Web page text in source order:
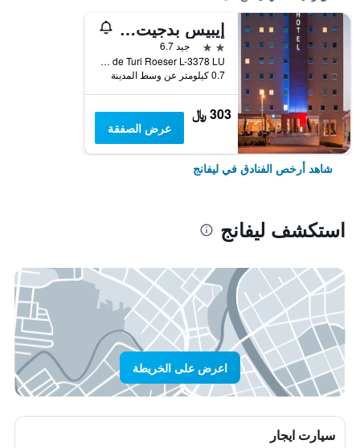
إيبيس بدجيت لوكسمبورغ سود
2 نجمتين
جيد 6.7
Rue de Turi Roeser L-3378 LU, ليفانج, مقاطعة لوكسمبورغ, لوكسمبورج
0.7 كيلومتر عن وسط المدينة
303 ﷼
عرض الصفقة
شاهد أرخص الفنادق في ليفانج
استكشف ليفانج
اعرض على الخريطة
سيارت ايجار